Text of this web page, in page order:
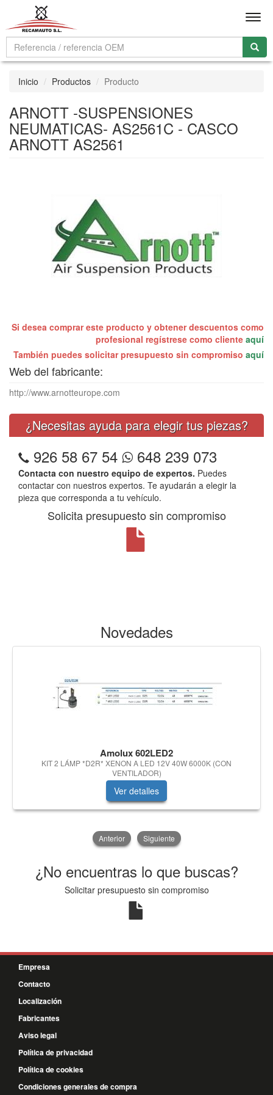
Inicio Productos Producto
ARNOTT -SUSPENSIONES
NEUMATICAS- AS2561C - CASCO
ARNOTT AS2561
Si desea comprar este producto y obtener descuentos como
profesional regístrese como cliente aquí
También puedes solicitar presupuesto sin compromiso aquí
Web del fabricante:
http://www.arnotteurope.com
¿Necesitas ayuda para elegir tus piezas?
926 58 67 54 648 239 073
Contacta con nuestro equipo de expertos. Puedes
contactar con nuestros expertos. Te ayudarán a elegir la
pieza que corresponda a tu vehículo.
Solicita presupuesto sin compromiso
Novedades
Amolux 602LED2
KIT 2 LÁMP *D2R* XENON A LED 12V 40W 6000K (CON
VENTILADOR)
Ver detalles
Anterior Siguiente
¿No encuentras lo que buscas?
Solicitar presupuesto sin compromiso
Empresa
Contacto
Localización
Fabricantes
Aviso legal
Política de privacidad
Política de cookies
Condiciones generales de compra